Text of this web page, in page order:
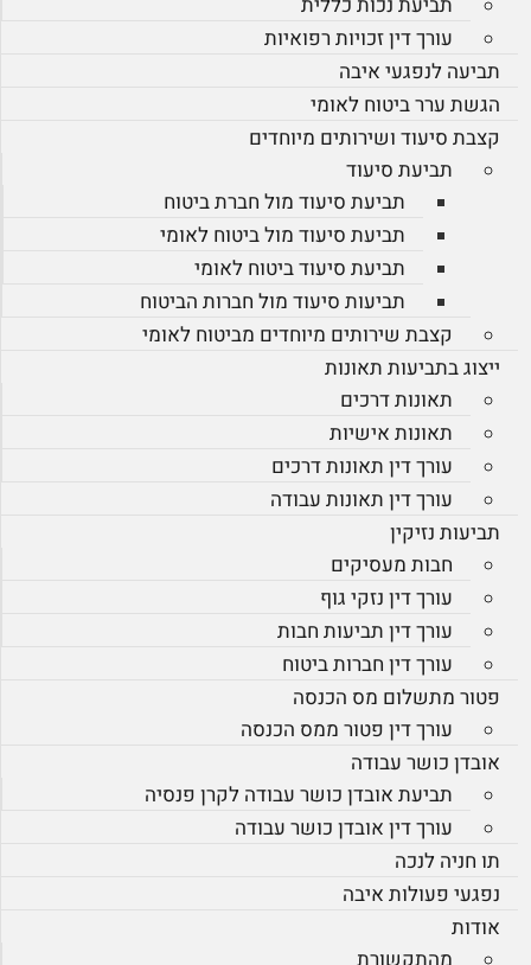
עורך דין זכויות רפואיות
תביעה לנפגעי איבה
הגשת ערר ביטוח לאומי
קצבת סיעוד ושירותים מיוחדים
תביעת סיעוד
תביעת סיעוד מול חברת ביטוח
תביעת סיעוד מול ביטוח לאומי
תביעת סיעוד ביטוח לאומי
תביעות סיעוד מול חברות הביטוח
קצבת שירותים מיוחדים מביטוח לאומי
ייצוג בתביעות תאונות
תאונות דרכים
תאונות אישיות
עורך דין תאונות דרכים
עורך דין תאונות עבודה
תביעות נזיקין
חבות מעסיקים
עורך דין נזקי גוף
עורך דין תביעות חבות
עורך דין חברות ביטוח
פטור מתשלום מס הכנסה
עורך דין פטור ממס הכנסה
אובדן כושר עבודה
תביעת אובדן כושר עבודה לקרן פנסיה
עורך דין אובדן כושר עבודה
תו חניה לנכה
נפגעי פעולות איבה
אודות